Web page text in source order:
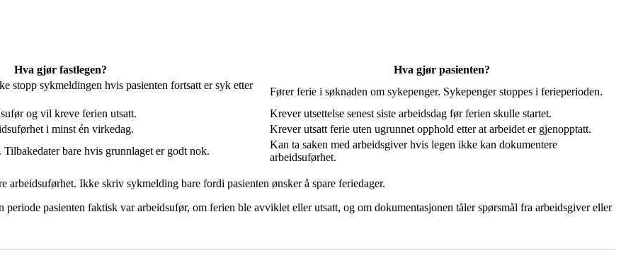
Hva gjør fastlegen?
Hva gjør pasienten?
stopp sykmeldingen hvis pasienten fortsatt er syk etter
Fører ferie i søknaden om sykepenger. Sykepenger stoppes i ferieperioden.
og vil kreve ferien utsatt.
Krever utsettelse senest siste arbeidsdag før ferien skulle startet.
i minst én virkedag.
Krever utsatt ferie uten ugrunnet opphold etter at arbeidet er gjenopptatt.
bare hvis grunnlaget er godt nok.
Kan ta saken med arbeidsgiver hvis legen ikke kan dokumentere
arbeidsuførhet.
Ikke skriv sykmelding bare fordi pasienten ønsker å spare feriedager.
pasienten faktisk var arbeidsufør, om ferien ble avviklet eller utsatt, og om dokumentasjonen tåler spørsmål fra arbeidsgiver eller